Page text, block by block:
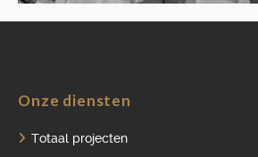
Onze diensten
Totaal projecten